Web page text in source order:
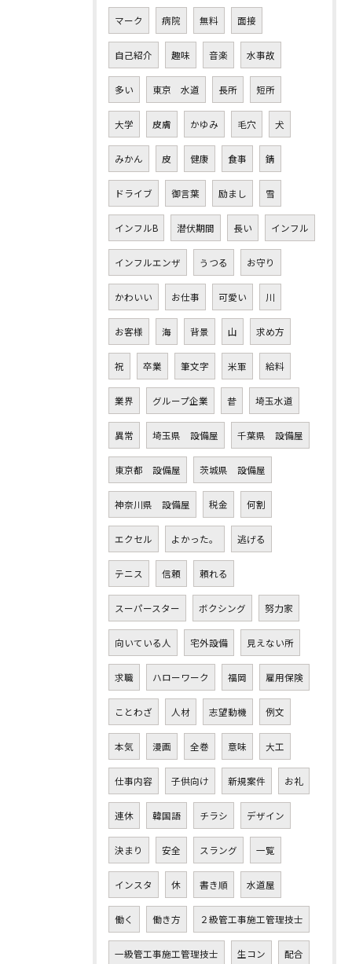
マーク 病院 無料 面接
自己紹介 趣味 音楽 水事故
多い 東京 水道 長所 短所
大学 皮膚 かゆみ 毛穴 犬
みかん 皮 健康 食事 錆
ドライブ 御言葉 励まし 雪
インフルB 潜伏期間 長い インフル
インフルエンザ うつる お守り
かわいい お仕事 可愛い 川
お客様 海 背景 山 求め方
祝 卒業 筆文字 米軍 給料
業界 グループ企業 昔 埼玉水道
異常 埼玉県 設備屋 千葉県 設備屋
東京都 設備屋 茨城県 設備屋
神奈川県 設備屋 税金 何割
エクセル よかった。 逃げる
テニス 信頼 頼れる
スーパースター ボクシング 努力家
向いている人 宅外設備 見えない所
求職 ハローワーク 福岡 雇用保険
ことわざ 人材 志望動機 例文
本気 漫画 全巻 意味 大工
仕事内容 子供向け 新規案件 お礼
連休 韓国語 チラシ デザイン
決まり 安全 スラング 一覧
インスタ 休 書き順 水道屋
働く 働き方 ２級管工事施工管理技士
一級管工事施工管理技士 生コン 配合